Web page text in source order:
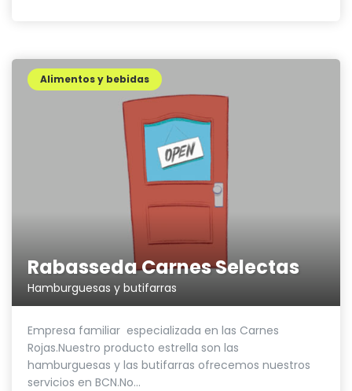
Rabasseda Carnes Selectas
Hamburguesas y butifarras
Alimentos y bebidas
Empresa familiar especializada en las Carnes
Rojas.Nuestro producto estrella son las
hamburguesas y las butifarras ofrecemos nuestros
servicios en BCN.No...